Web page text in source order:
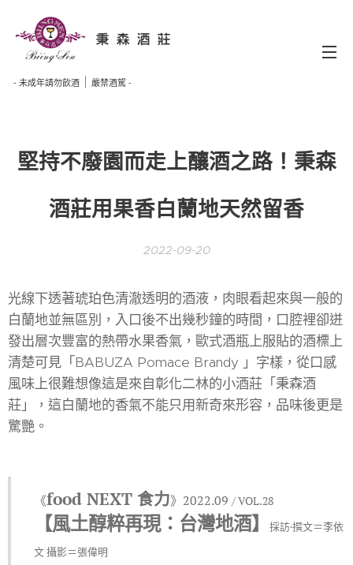
秉 森 酒 莊
- 未成年請勿飲酒 ｜嚴禁酒駕 -
堅持不廢園而走上釀酒之路！秉森
酒莊用果香白蘭地天然留香
2022-09-20
光線下透著琥珀色清澈透明的酒液，肉眼看起來與一般的
白蘭地並無區別，入口後不出幾秒鐘的時間，口腔裡卻迸
發出層次豐富的熱帶水果香氣，歐式酒瓶上服貼的酒標上
清楚可見「BABUZA Pomace Brandy 」字樣，從口感
風味上很難想像這是來自彰化二林的小酒莊「秉森酒
莊」，這白蘭地的香氣不能只用新奇來形容，品味後更是
驚艷。
《food NEXT 食力》 2022.09 /VOL.28
【風土醇粹再現：台灣地酒】
採訪·撰文＝李依
文 攝影＝張偉明